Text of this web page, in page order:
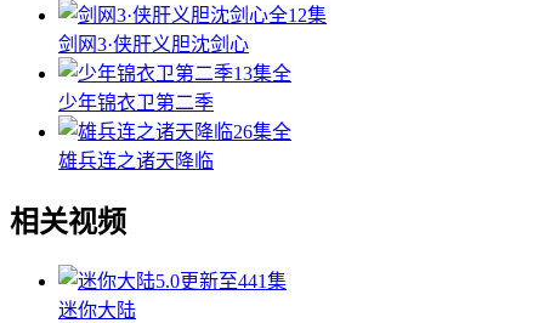
全12集
剑网3·侠肝义胆沈剑心
13集全
少年锦衣卫第二季
26集全
雄兵连之诸天降临
相关视频
5.0更新至441集
迷你大陆